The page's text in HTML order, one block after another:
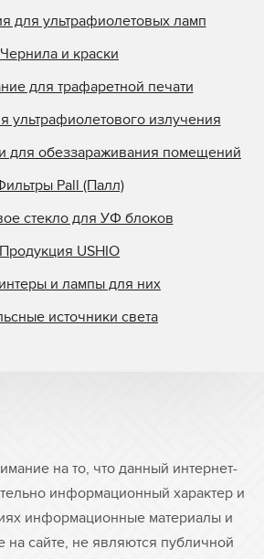
для ультрафиолетовых ламп
Чернила и краски
для трафаретной печати
ультрафиолетового излучения
для обеззараживания помещений
Pall (Палл)
стекло для УФ блоков
Продукция USHIO
и лампы для них
источники света
на то, что данный интернет-
информационный характер и
информационные материалы и
сайте, не являются публичной